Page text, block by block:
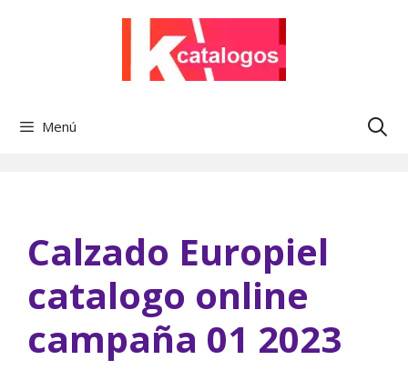
Menú
Calzado Europiel
catalogo online
campaña 01 2023